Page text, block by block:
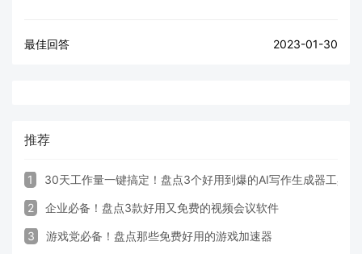
最佳回答 2023-01-30
推荐
1 30天工作量一键搞定！盘点3个好用到爆的AI写作生成器工具
2 企业必备！盘点3款好用又免费的视频会议软件
3 游戏党必备！盘点那些免费好用的游戏加速器